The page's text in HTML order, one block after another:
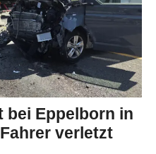
bei Eppelborn in
verletzt